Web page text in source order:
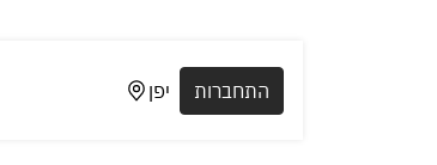
יפן התחברות